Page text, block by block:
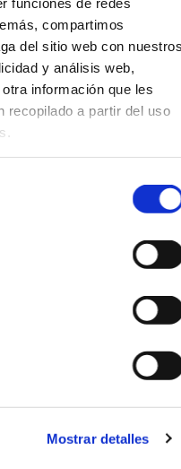
publicidad y análisis
otra información que
recopilado a partir del
Mostrar detalles
cookies